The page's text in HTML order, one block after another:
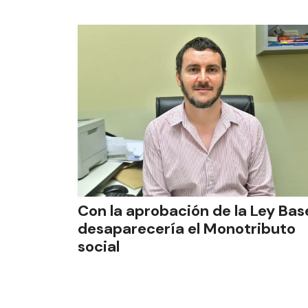
Con la aprobación de la Ley
desaparecería el Monotributo
social